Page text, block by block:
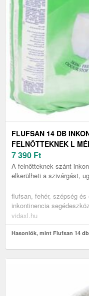
FLUFSAN 14 DB
FELNŐTTEKNEK L
7 390 Ft
A felnőtteknek szánt
elkerülheti a szivárgást,
flufsan, fehér, szépség
inkontinencia
vidaxl.hu
Hasonlók, mint Flufsan 14